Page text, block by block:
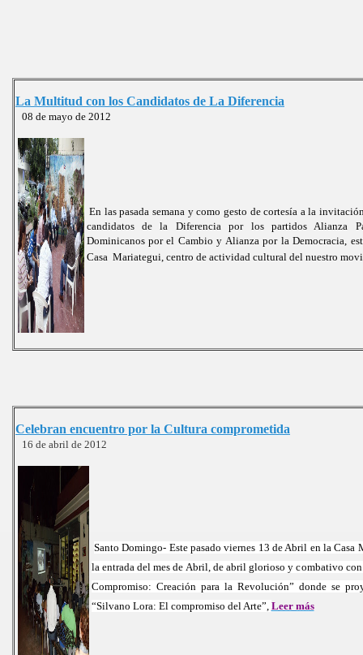
La Multitud con los Candidatos de La Diferencia
08 de mayo de 2012
En las pasada semana y como gesto de cortesía a la
candidatos de la Diferencia por los partidos Alianza
Dominicanos por el Cambio y Alianza por la Democracia,
Casa Mariategui, centro de actividad cultural del nuestro
Celebran encuentro por la Cultura comprometida
16 de abril de 2012
Santo Domingo- Este pasado viernes 13 de Abril en la Casa
la entrada del mes de Abril, de abril glorioso y combativo
Compromiso: Creación para la Revolución” donde se
“Silvano Lora: El compromiso del Arte”, Leer más